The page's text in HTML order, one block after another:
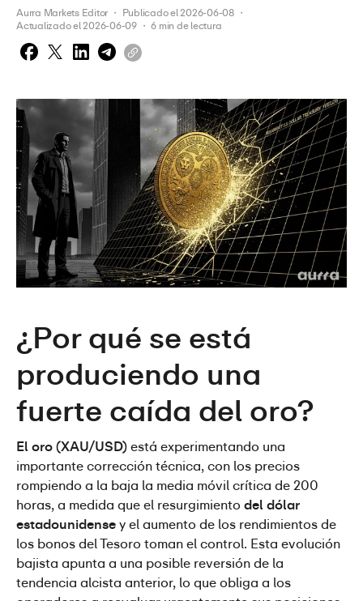
Aurra Markets Editor ・ Publicado el 2026-06-08
・
Actualizado el 2026-06-09 ・ 6 min de lectura
¿Por qué se está
produciendo una
fuerte caída del oro?
El oro (XAU/USD) está experimentando una
importante corrección técnica, con los precios
rompiendo a la baja la media móvil crítica de 200
horas, a medida que el resurgimiento del dólar
estadounidense y el aumento de los rendimientos de
los bonos del Tesoro toman el control. Esta evolución
bajista apunta a una posible reversión de la
tendencia alcista anterior, lo que obliga a los